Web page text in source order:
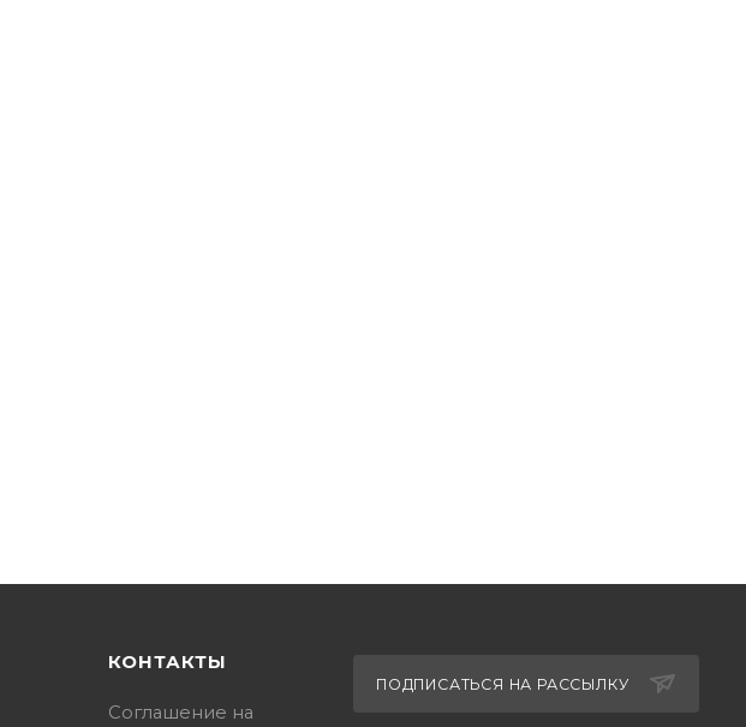
КОНТАКТЫ
Соглашение на
ПОДПИСАТЬСЯ НА РАССЫЛКУ